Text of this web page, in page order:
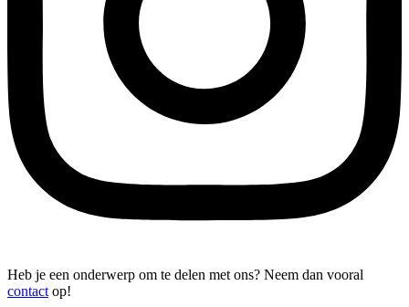
Heb je een onderwerp om te delen met ons? Neem dan vooral
contact op!